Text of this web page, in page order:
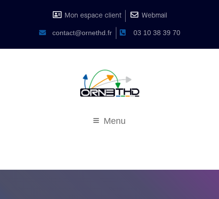
Mon espace client Webmail
contact@ornethd.fr 03 10 38 39 70
Menu